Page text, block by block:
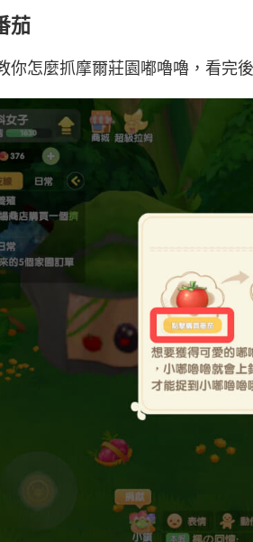
茄
你怎麼抓摩爾莊園嘟嚕嚕，看完